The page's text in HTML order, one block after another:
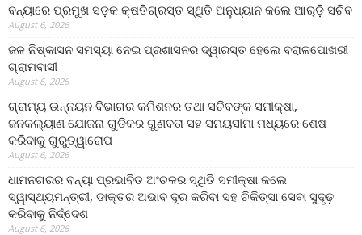
ବନ୍ୟାରେ ପ୍ରମୁଖ ସଡ଼କ କ୍ଷତିଗ୍ରସ୍ତ ସ୍ଥିତି ଅନୁଧ୍ୟାନ କଲେ ଆର୍‌ଡ଼ି ସଚିବ
August 6, 2026
ଜଳ ନିଷ୍କାସନ ସମସ୍ୟା ନେଇ ପ୍ରଶାସନର ଦ୍ୱାରସ୍ତ ହେଲେ ବରାଳପୋଖରୀ
ଗ୍ରାମବାସୀ
August 6, 2026
ଗ୍ରାମ୍ୟ ଉନ୍ନୟନ ବିଭାଗର କମିଶନର ତଥା ସଚିବଙ୍କ ସମୀକ୍ଷା,
ଜନକଲ୍ୟାଣ ଯୋଜନା ଗୁଡିକର ଗୁଣବତା ସହ ସମୟସୀମା ମଧ୍ୟରେ ଶେଷ
କରିବାକୁ ଗୁରୁତ୍ୱାରୋପ
August 6, 2026
ଧାମନଗରର ବନ୍ୟା ପ୍ରଭାବିତ ଅଂଚଳର ସ୍ଥିତି ସମୀକ୍ଷା କଲେ
ସ୍ୱାସ୍ଥ୍ୟମନ୍ତ୍ରୀ, ଡାକ୍ତର ଅଭାବ ଦୂର କରିବା ସହ ଚିକିତ୍ସା ସେବା ସୁଦୃଢ଼
କରିବାକୁ ନିର୍ଦ୍ଦେଶ
August 6, 2026